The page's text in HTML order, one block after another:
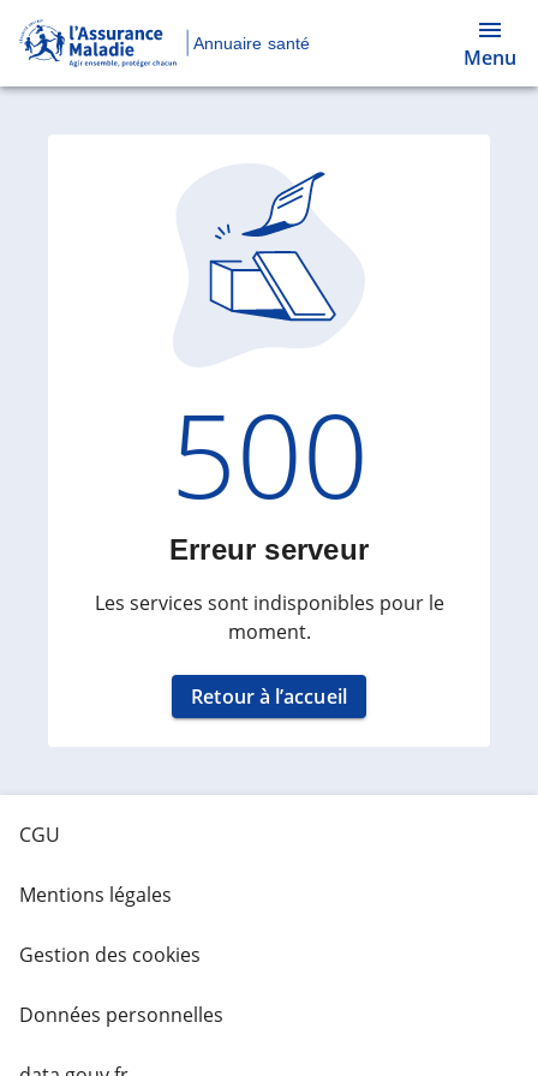
Annuaire santé
Menu
Code
500
Erreur serveur
Les services sont indisponibles pour le
moment.
Retour à l’accueil
CGU
Mentions légales
Gestion des cookies
Données personnelles